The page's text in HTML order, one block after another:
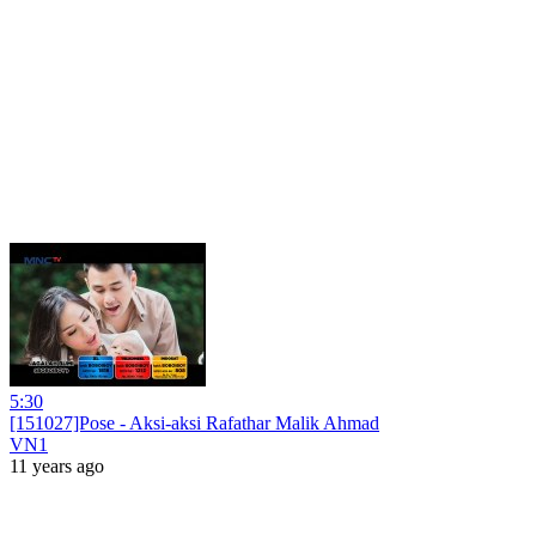
5:30
[151027]Pose - Aksi-aksi Rafathar Malik Ahmad
VN1
11 years ago